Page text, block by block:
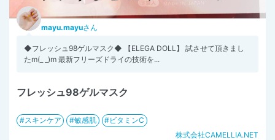
mayu.mayuさん
◆フレッシュ98ゲルマスク◆ 【ELEGA DOLL】 試させて頂きまし
たm(_ _)m 最新フリーズドライの技術を...
フレッシュ98ゲルマスク
スキンケア 敏感肌
ビタミンC
株式会社CAMELLIA.NET